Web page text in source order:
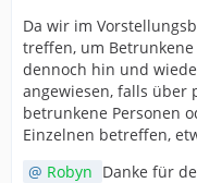
Da wir im
treffen, um
dennoch hin und
angewiesen, falls über
betrunkene Personen
Einzelnen betreffen,
Robyn Danke für